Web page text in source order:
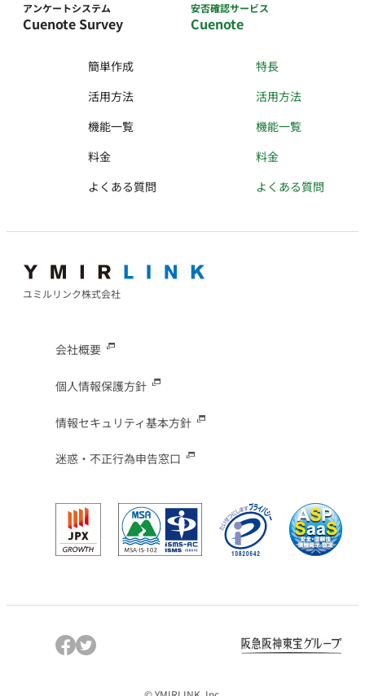
アンケートシステム
Cuenote Survey
簡単作成
活用方法
機能一覧
料金
よくある質問
安否確認サービス
Cuenote
特長
活用方法
機能一覧
料金
よくある質問
ユミルリンク株式会社
会社概要
個人情報保護方針
情報セキュリティ基本方針
迷惑・不正行為申告窓口